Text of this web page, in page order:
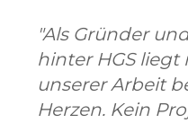
"Als Gründer
hinter HGS
unserer Arbeit
Herzen. Kein